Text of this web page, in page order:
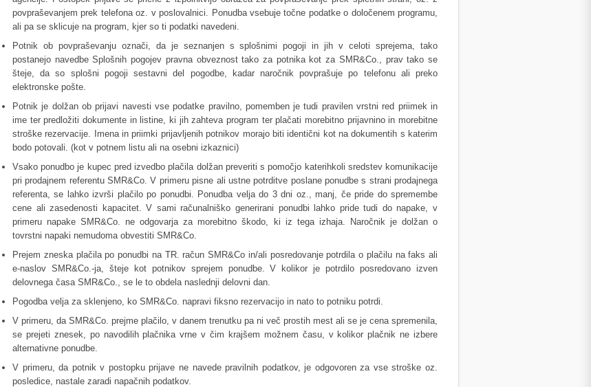
povpraševanjem prek telefona oz. v poslovalnici. Ponudba vsebuje točne podatke o določenem programu,
ali pa se sklicuje na program, kjer so ti podatki navedeni.
Potnik ob povpraševanju označi, da je seznanjen s splošnimi pogoji in jih v celoti sprejema, tako
postanejo navedbe Splošnih pogojev pravna obveznost tako za potnika kot za SMR&Co., prav tako se
šteje, da so splošni pogoji sestavni del pogodbe, kadar naročnik povprašuje po telefonu ali preko
elektronske pošte.
Potnik je dolžan ob prijavi navesti vse podatke pravilno, pomemben je tudi pravilen vrstni red priimek in
ime ter predložiti dokumente in listine, ki jih zahteva program ter plačati morebitno prijavnino in morebitne
stroške rezervacije. Imena in priimki prijavljenih potnikov morajo biti identični kot na dokumentih s katerim
bodo potovali. (kot v potnem listu ali na osebni izkaznici)
Vsako ponudbo je kupec pred izvedbo plačila dolžan preveriti s pomočjo katerihkoli sredstev komunikacije
pri prodajnem referentu SMR&Co. V primeru pisne ali ustne potrditve poslane ponudbe s strani prodajnega
referenta, se lahko izvrši plačilo po ponudbi. Ponudba velja do 3 dni oz., manj, če pride do spremembe
cene ali zasedenosti kapacitet. V sami računalniško generirani ponudbi lahko pride tudi do napake, v
primeru napake SMR&Co. ne odgovarja za morebitno škodo, ki iz tega izhaja. Naročnik je dolžan o
tovrstni napaki nemudoma obvestiti SMR&Co.
Prejem zneska plačila po ponudbi na TR. račun SMR&Co in/ali posredovanje potrdila o plačilu na faks ali
e-naslov SMR&Co.-ja, šteje kot potnikov sprejem ponudbe. V kolikor je potrdilo posredovano izven
delovnega časa SMR&Co., se le to obdela naslednji delovni dan.
Pogodba velja za sklenjeno, ko SMR&Co. napravi fiksno rezervacijo in nato to potniku potrdi.
V primeru, da SMR&Co. prejme plačilo, v danem trenutku pa ni več prostih mest ali se je cena spremenila,
se prejeti znesek, po navodilih plačnika vrne v čim krajšem možnem času, v kolikor plačnik ne izbere
alternativne ponudbe.
V primeru, da potnik v postopku prijave ne navede pravilnih podatkov, je odgovoren za vse stroške oz.
posledice, nastale zaradi napačnih podatkov.